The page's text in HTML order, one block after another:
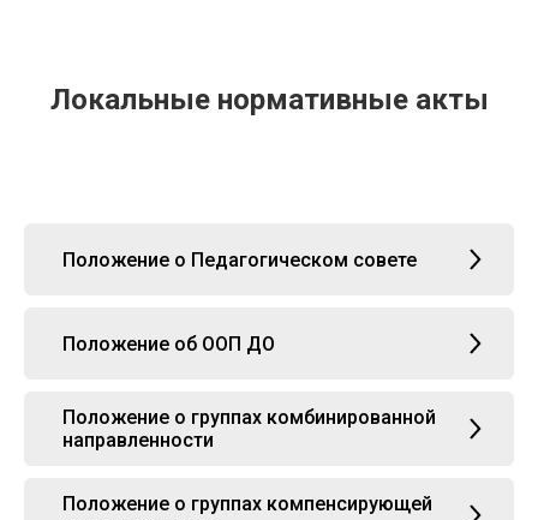
Локальные нормативные акты
Положение о Педагогическом совете
Положение об ООП ДО
Положение о группах комбинированной
направленности
Положение о группах компенсирующей